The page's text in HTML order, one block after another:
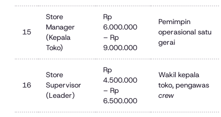
15
Store
Manager
(Kepala
Toko)
Rp
6.000.000
– Rp
9.000.000
Pemimpin
operasional satu
gerai
16
Store
Supervisor
(Leader)
Rp
4.500.000
– Rp
6.500.000
Wakil kepala
toko, pengawas
crew